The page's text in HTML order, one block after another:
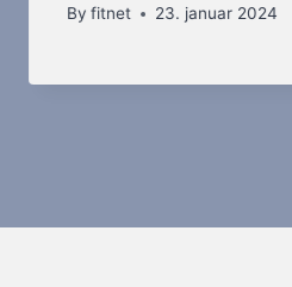
By fitnet 23. januar 2024